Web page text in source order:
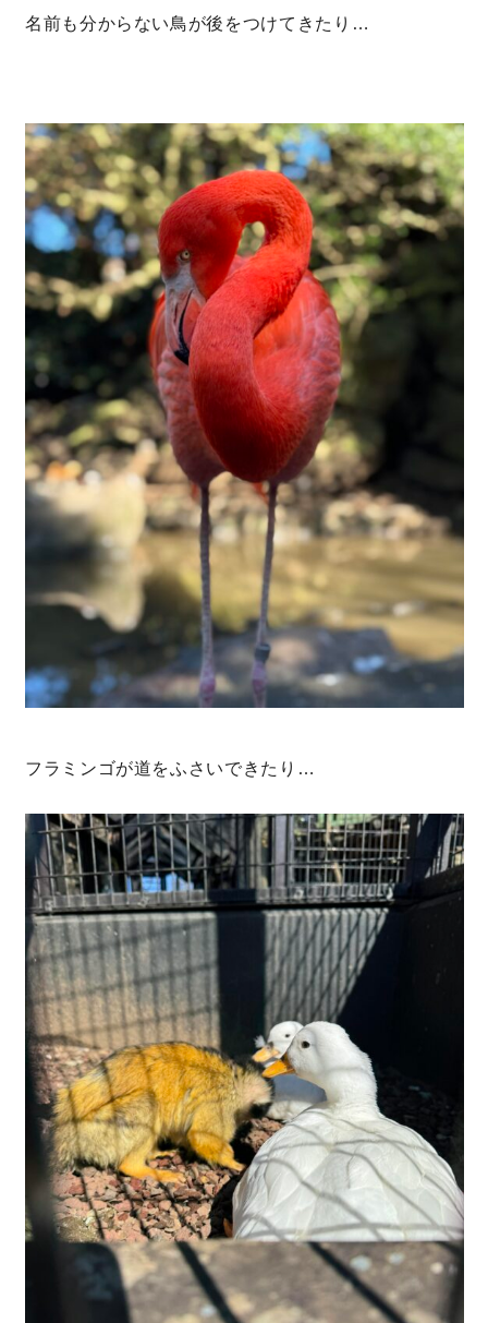
2030年の省エネ基準住宅
快適な室内環境へのこだわり
生涯続く安心のアフターフォロー
ラインナップ
最響の家
Groovin’
nattoku住宅25周年記念モデル
Glass Arts
Blue Style
キママプラス
納得リフォームスタジオ nattoku リノベ
分譲住宅･不動産 スタッフブログ
施工事例 お客さまの声
お知らせ 土地情報
近日分譲予定情報 会社情報
動画ギャラリー 採用情報
サイトマップ プライバシーポリシー
よくある質問
名前も分からない鳥が後をつけてきたり…
フラミンゴが道をふさいできたり…